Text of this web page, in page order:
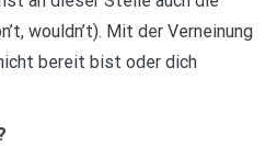
wouldn’t). Mit der Verneinung
bereit bist oder dich